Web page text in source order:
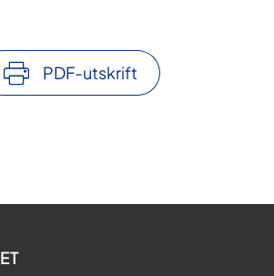
PDF-utskrift